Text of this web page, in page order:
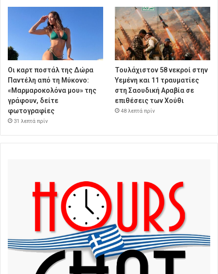
Οι καρτ ποστάλ της Δώρα
Παντέλη από τη Μύκονο:
«Μαρμαροκολόνα μου» της
γράφουν, δείτε
φωτογραφίες
31 λεπτά πρίν
Τουλάχιστον 58 νεκροί στην
Υεμένη και 11 τραυματίες
στη Σαουδική Αραβία σε
επιθέσεις των Χούθι
48 λεπτά πρίν